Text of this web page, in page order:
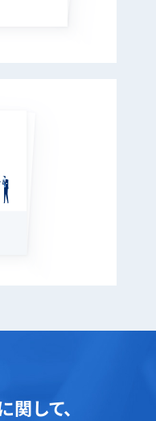
関して、